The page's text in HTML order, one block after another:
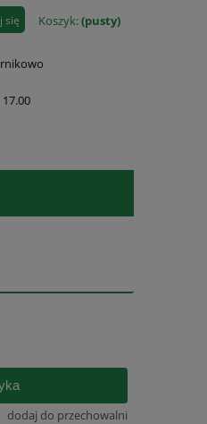
Koszyk:(pusty)
się
dodaj do przechowalni